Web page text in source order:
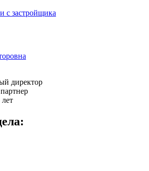
с застройщика
директор